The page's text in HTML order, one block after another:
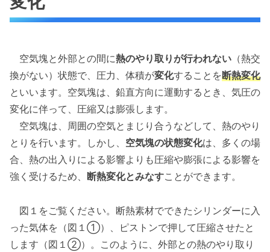
空気塊と外部との間に熱のやり取りが行われない （熱交
換がない）状態で、圧力、体積が変化することを断熱変化
といいます。空気塊は、鉛直方向に運動するとき、気圧の
変化に伴って、圧縮又は膨張します。
空気塊は、周囲の空気とまじり合うなどして、熱のやり
とりを行います。しかし、 空気塊の状態変化は、多くの場
合、熱の出入りによる影響よりも圧縮や膨張による影響を
強く受けるため、 断熱変化とみなすことができます。
図１をご覧ください。断熱素材でできたシリンダーに入
った気体を（図１①）、ピストンで押して圧縮させたと
します（図１②）。このように、外部との熱のやり取り